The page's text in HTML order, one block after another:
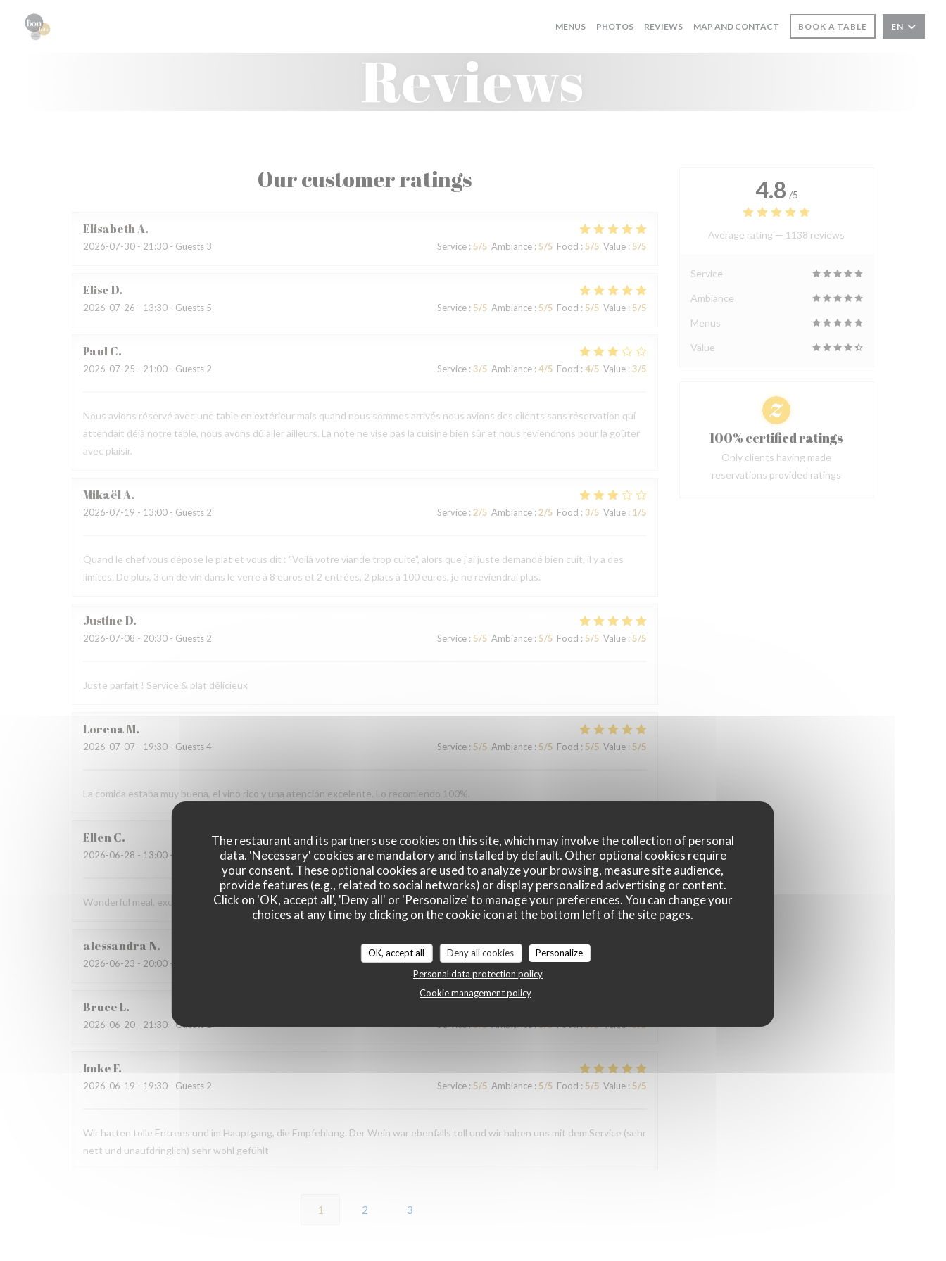
The restaurant and its partners use cookies on this site, which may involve the collection of personal
data. 'Necessary' cookies are mandatory and installed by default. Other optional cookies require
your consent. These optional cookies are used to analyze your browsing, measure site audience,
provide features (e.g., related to social networks) or display personalized advertising or content.
Click on 'OK, accept all', 'Deny all' or 'Personalize' to manage your preferences. You can change your
choices at any time by clicking on the cookie icon at the bottom left of the site pages.
OK, accept all Deny all cookies
Personalize
Personal data protection policy
Cookie management policy
MENUS PHOTOS REVIEWS MAP AND CONTACT BOOK A TABLE EN
Reviews
Our customer ratings
ElisabethA
2026-07-30 - 21:30 - Guests 3 Service: 5/5 Ambiance: 5/5 Food : 5/5 Value: 5/5
EliseD
2026-07-26 - 13:30 - Guests 5 Service: 5/5 Ambiance: 5/5 Food : 5/5 Value: 5/5
PaulC
2026-07-25 - 21:00 - Guests 2 Service: 3/5 Ambiance: 4/5 Food : 4/5 Value: 3/5
Nous avions réservé avec une table en extérieur mais quand nous sommes arrivés nous avions des clients sans réservation qui
attendait déjà notre table, nous avons dû aller ailleurs. La note ne vise pas la cuisine bien sûr et nous reviendrons pour la goûter
avec plaisir.
MikaëlA
2026-07-19 - 13:00 - Guests 2 Service: 2/5 Ambiance: 2/5 Food : 3/5 Value: 1/5
Quand le chef vous dépose le plat et vous dit : "Voilà votre viande trop cuite", alors que j'ai juste demandé bien cuit, il y a des
limites. De plus, 3 cm de vin dans le verre à 8 euros et 2 entrées, 2 plats à 100 euros, je ne reviendrai plus.
JustineD
2026-07-08 - 20:30 - Guests 2 Service: 5/5 Ambiance: 5/5 Food : 5/5 Value: 5/5
Juste parfait ! Service & plat délicieux
LorenaM
2026-07-07 - 19:30 - Guests 4 Service: 5/5 Ambiance: 5/5 Food : 5/5 Value: 5/5
La comida estaba muy buena, el vino rico y una atención excelente. Lo recomiendo 100%.
EllenC
2026-06-28 - 13:00 - Guests 4 Service:5/5 Ambiance:5/5 Food:5/5 Value:5/5
Wonderful meal, excellent service, and a beautiful environment. We will definitely be back!
alessandra N
2026-06-23 - 20:00 - Guests 4 Service:5/5 Ambiance:4/5 Food:5/5
BruceL
2026-06-20 - 21:30 - Guests 2 Service:5/5 Ambiance:5/5 Food:5/5 Value:5/5
ImkeF
2026-06-19 - 19:30 - Guests 2 Service: 5/5 Ambiance: 5/5 Food : 5/5 Value: 5/5
Wir hatten tolle Entrees und im Hauptgang, die Empfehlung. Der Wein war ebenfalls toll und wir haben uns mit dem Service (sehr
nett und unaufdringlich) sehr wohl gefühlt
1 2 3
4.8 /5
Average rating — 1138 reviews
Service
Ambiance
Menus
Value
100% certified ratings
Only clients having made
reservations provided ratings